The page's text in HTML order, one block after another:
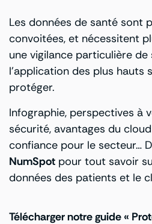
Les données de santé sont
convoitées, et nécessitent
une vigilance particulière de
l’application des plus hauts
protéger.
Infographie, perspectives à
sécurité, avantages du
confiance pour le secteur…
NumSpot pour tout savoir
données des patients et le
Télécharger notre guide «